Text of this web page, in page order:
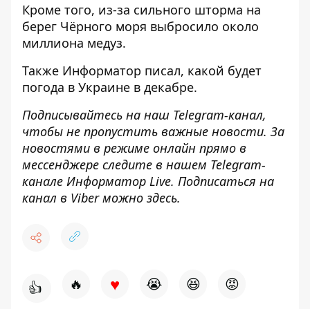
Кроме того, из-за сильного шторма на
берег Чёрного моря выбросило около
миллиона медуз.
Также Информатор писал, какой будет
погода в Украине в декабре.
Подписывайтесь на наш Telegram-канал,
чтобы не пропустить важные новости. За
новостями в режиме онлайн прямо в
мессенджере следите в нашем Telegram-
канале Информатор Live. Подписаться на
канал в Viber можно здесь.
👍 🔥 ♥ 😭 😆 😡